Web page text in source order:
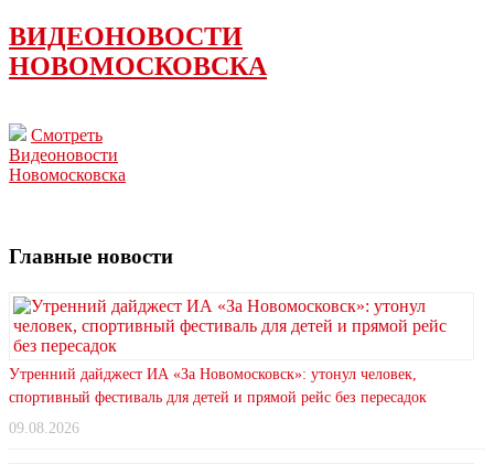
ВИДЕОНОВОСТИ
НОВОМОСКОВСКА
Смотреть
Видеоновости
Новомосковска
Главные новости
Утренний дайджест ИА «За Новомосковск»: утонул человек,
спортивный фестиваль для детей и прямой рейс без пересадок
09.08.2026